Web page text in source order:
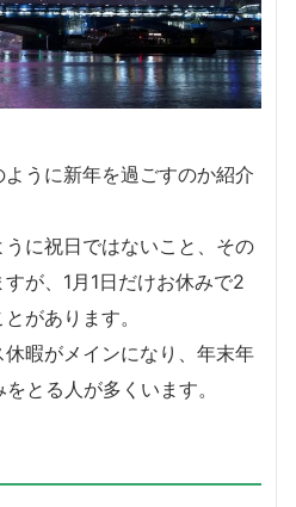
うに新年を過ごすのか紹介
に祝日ではないこと、その
が、1月1日だけお休みで2
があります。
暇がメインになり、年末年
とる人が多くいます。